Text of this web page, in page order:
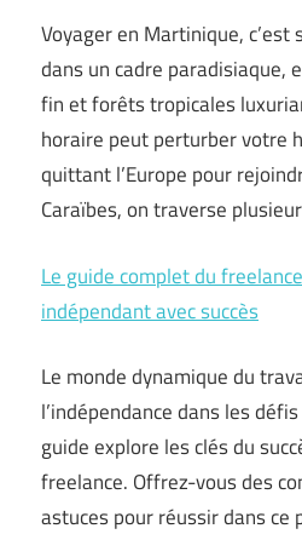
Voyager en Martinique, c’est
dans un cadre paradisiaque,
fin et forêts tropicales
horaire peut perturber votre
quittant l’Europe pour
Caraïbes, on traverse
Le guide complet du
indépendant avec succès
Le monde dynamique du
l’indépendance dans les
guide explore les clés du
freelance. Offrez-vous des
astuces pour réussir dans ce